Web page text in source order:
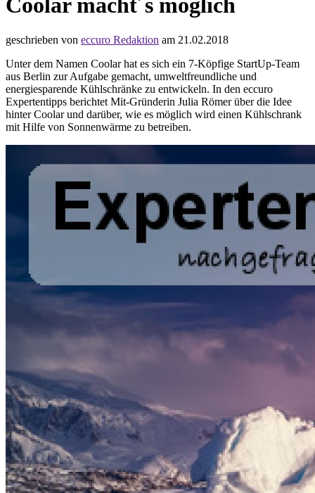
Coolar macht´s möglich
geschrieben von eccuro Redaktion am 21.02.2018
Unter dem Namen Coolar hat es sich ein 7-Köpfige StartUp-Team
aus Berlin zur Aufgabe gemacht, umweltfreundliche und
energiesparende Kühlschränke zu entwickeln. In den eccuro
Expertentipps berichtet Mit-Gründerin Julia Römer über die Idee
hinter Coolar und darüber, wie es möglich wird einen Kühlschrank
mit Hilfe von Sonnenwärme zu betreiben.